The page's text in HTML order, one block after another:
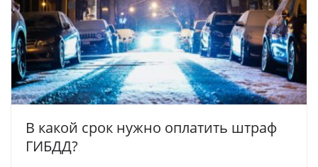
В какой срок нужно оплатить штраф
ГИБДД?